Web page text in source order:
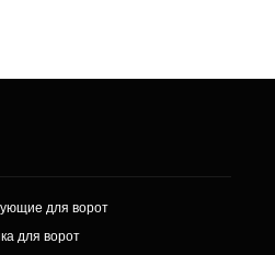
для ворот
для ворот